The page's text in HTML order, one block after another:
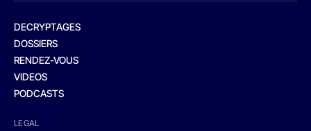
DECRYPTAGES
DOSSIERS
RENDEZ-VOUS
VIDEOS
PODCASTS
LEGAL